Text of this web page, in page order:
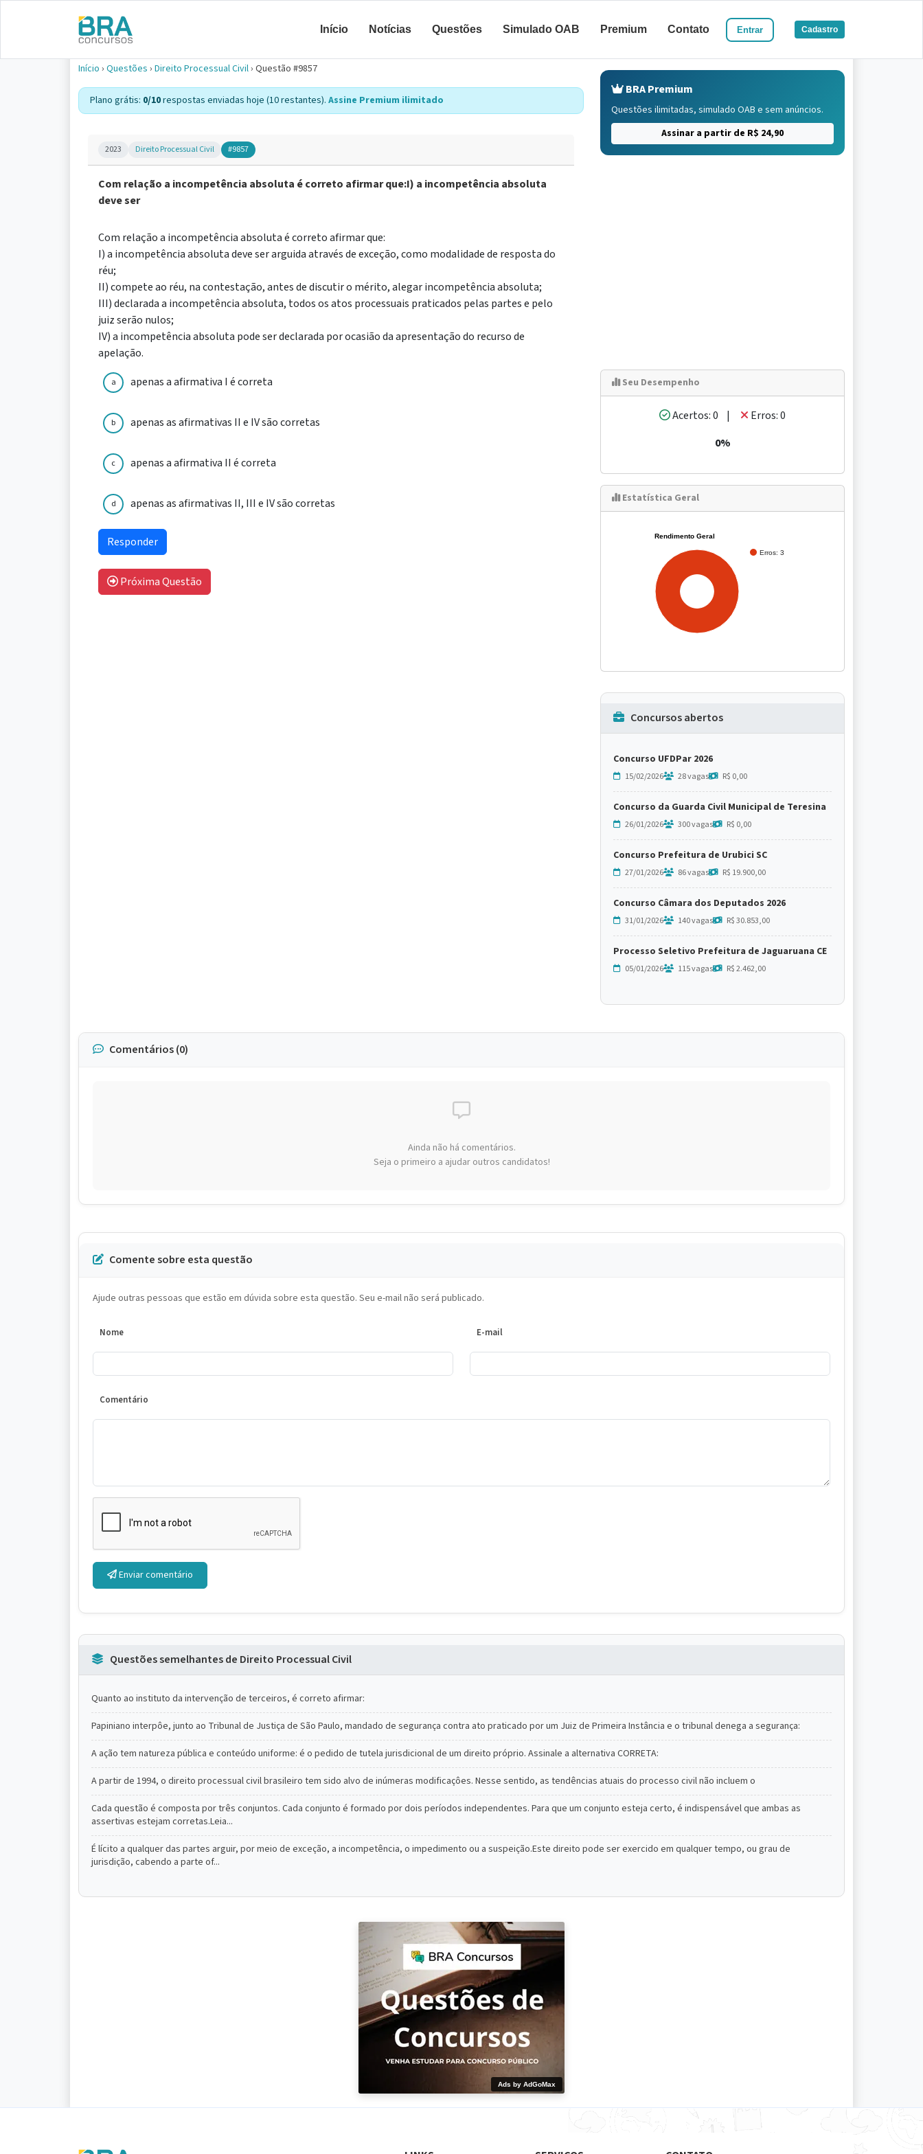
Início Notícias Questões Simulado OAB Premium Contato Entrar Cadastro
Início › Questões › Direito Processual Civil› Questão #9857
Plano grátis: 0/10respostas enviadas hoje (10 restantes). Assine Premium ilimitado
2023 Direito Processual Civil #9857
Com relação a incompetência absoluta é correto afirmar que:I) a incompetência absoluta
deve ser
Com relação a incompetência absoluta é correto afirmar que:
I) a incompetência absoluta deve ser arguida através de exceção, como modalidade de resposta do
réu;
II) compete ao réu, na contestação, antes de discutir o mérito, alegar incompetência absoluta;
III) declarada a incompetência absoluta, todos os atos processuais praticados pelas partes e pelo
juiz serão nulos;
IV) a incompetência absoluta pode ser declarada por ocasião da apresentação do recurso de
apelação.
a apenas a afirmativa I é correta
b apenas as afirmativas II e IV são corretas
c apenas a afirmativa II é correta
d apenas as afirmativas II, III e IV são corretas
Próxima Questão
BRA Premium
Questões ilimitadas, simulado OAB e sem anúncios.
Assinar a partir de R$ 24,90
Seu Desempenho
Acertos: 0 |
Erros: 0
0%
Estatística Geral
Rendimento Geral
Erros: 3
Concursos abertos
Concurso UFDPar 2026
15/02/2026 28 vagas R$ 0,00
Concurso da Guarda Civil Municipal de Teresina
26/01/2026 300 vagas R$ 0,00
Concurso Prefeitura de Urubici SC
27/01/2026 86 vagas R$ 19.900,00
Concurso Câmara dos Deputados 2026
31/01/2026 140 vagas R$ 30.853,00
Processo Seletivo Prefeitura de Jaguaruana CE
05/01/2026 115 vagas R$ 2.462,00
Comentários (0)
Ainda não há comentários.
Seja o primeiro a ajudar outros candidatos!
Comente sobre esta questão
Ajude outras pessoas que estão em dúvida sobre esta questão. Seu e-mail não será publicado.
Nome E-mail
Comentário
Enviar comentário
Questões semelhantes de Direito Processual Civil
Quanto ao instituto da intervenção de terceiros, é correto afirmar:
Papiniano interpôe, junto ao Tribunal de Justiça de São Paulo, mandado de segurança contra ato praticado por um Juiz de Primeira Instância e o tribunal denega a segurança:
A ação tem natureza pública e conteúdo uniforme: é o pedido de tutela jurisdicional de um direito próprio. Assinale a alternativa CORRETA:
A partir de 1994, o direito processual civil brasileiro tem sido alvo de inúmeras modificaçôes. Nesse sentido, as tendências atuais do processo civil não incluem o
Cada questão é composta por três conjuntos. Cada conjunto é formado por dois períodos independentes. Para que um conjunto esteja certo, é indispensável que ambas as
assertivas estejam corretas.Leia...
É lícito a qualquer das partes arguir, por meio de exceção, a incompetência, o impedimento ou a suspeição.Este direito pode ser exercido em qualquer tempo, ou grau de
jurisdição, cabendo a parte of...
Ads by AdGoMax